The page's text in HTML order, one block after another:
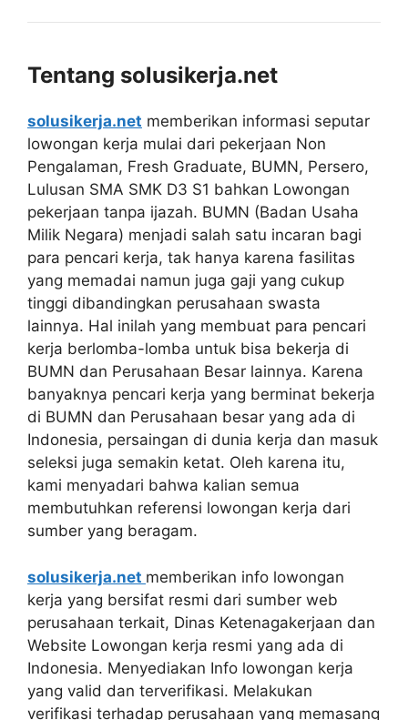
Tentang solusikerja.net
solusikerja.net memberikan informasi seputar
lowongan kerja mulai dari pekerjaan Non
Pengalaman, Fresh Graduate, BUMN, Persero,
Lulusan SMA SMK D3 S1 bahkan Lowongan
pekerjaan tanpa ijazah. BUMN (Badan Usaha
Milik Negara) menjadi salah satu incaran bagi
para pencari kerja, tak hanya karena fasilitas
yang memadai namun juga gaji yang cukup
tinggi dibandingkan perusahaan swasta
lainnya. Hal inilah yang membuat para pencari
kerja berlomba-lomba untuk bisa bekerja di
BUMN dan Perusahaan Besar lainnya. Karena
banyaknya pencari kerja yang berminat bekerja
di BUMN dan Perusahaan besar yang ada di
Indonesia, persaingan di dunia kerja dan masuk
seleksi juga semakin ketat. Oleh karena itu,
kami menyadari bahwa kalian semua
membutuhkan referensi lowongan kerja dari
sumber yang beragam.
solusikerja.net memberikan info lowongan
kerja yang bersifat resmi dari sumber web
perusahaan terkait, Dinas Ketenagakerjaan dan
Website Lowongan kerja resmi yang ada di
Indonesia. Menyediakan Info lowongan kerja
yang valid dan terverifikasi. Melakukan
verifikasi terhadap perusahaan yang memasang